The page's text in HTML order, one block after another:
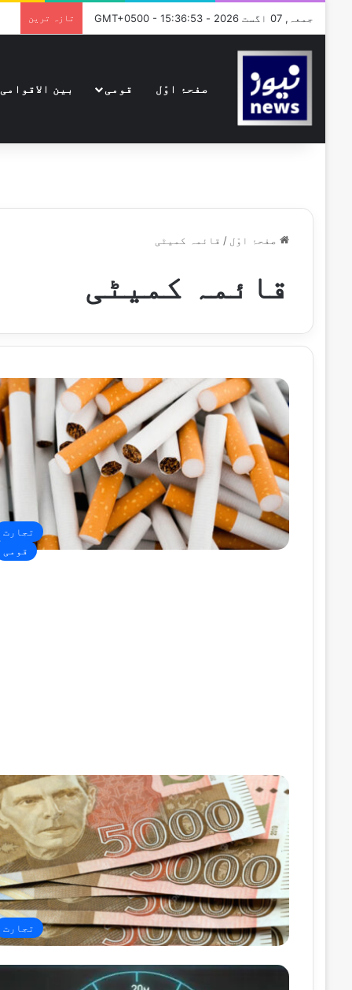
جمعہ, 07 اگست 2026 - GMT+0500 - 15:36:53 تازہ ترین
صفحۂ اوّل قومی بین الاقوامی
صفحۂ اوّل / قائمہ کمیٹی
قائمہ کمیٹی
تجارت
قومی
تجارت